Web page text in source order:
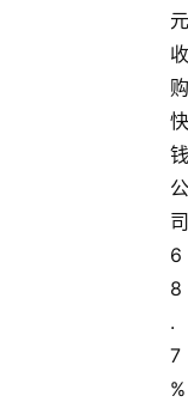
元
收
购
快
钱
公
司
6
8
.
7
%